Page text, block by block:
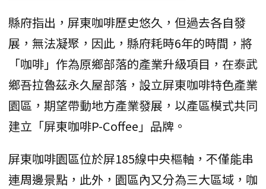
縣府指出，屏東咖啡歷史悠久，但過去各自發
展，無法凝聚，因此，縣府耗時6年的時間，將
「咖啡」作為原鄉部落的產業升級項目，在泰武
鄉吾拉魯茲永久屋部落，設立屏東咖啡特色產業
園區，期望帶動地方產業發展，以產區模式共同
建立「屏東咖啡P-Coffee」品牌。
屏東咖啡園區位於屏185線中央樞軸，不僅能串
連周邊景點，此外，園區內又分為三大區域，咖